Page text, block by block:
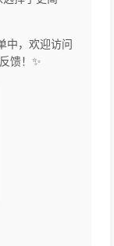
中，欢迎访问
馈！✨